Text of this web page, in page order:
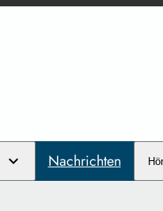
Nachrichten